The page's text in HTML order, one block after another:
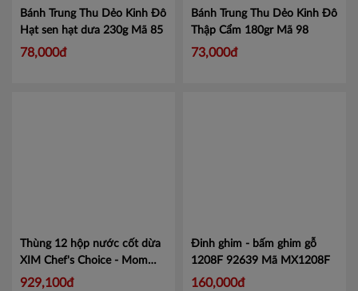
Bánh Trung Thu Dẻo Kinh Đô
Hạt sen hạt dưa 230g Mã 85
78,000đ
Bánh Trung Thu Dẻo Kinh Đô
Thập Cẩm 180gr Mã 98
73,000đ
Thùng 12 hộp nước cốt dừa
XIM Chef's Choice - Mom
Cooks 1L Mã 20100476
929,100đ
Đinh ghim - bấm ghim gỗ
1208F 92639 Mã MX1208F
160,000đ